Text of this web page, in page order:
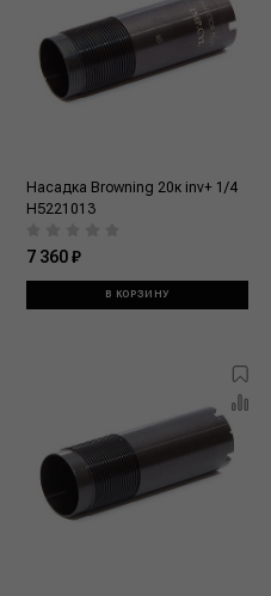
Насадка Browning 20к inv+ 1/4
H5221013
7 360 ₽
В КОРЗИНУ